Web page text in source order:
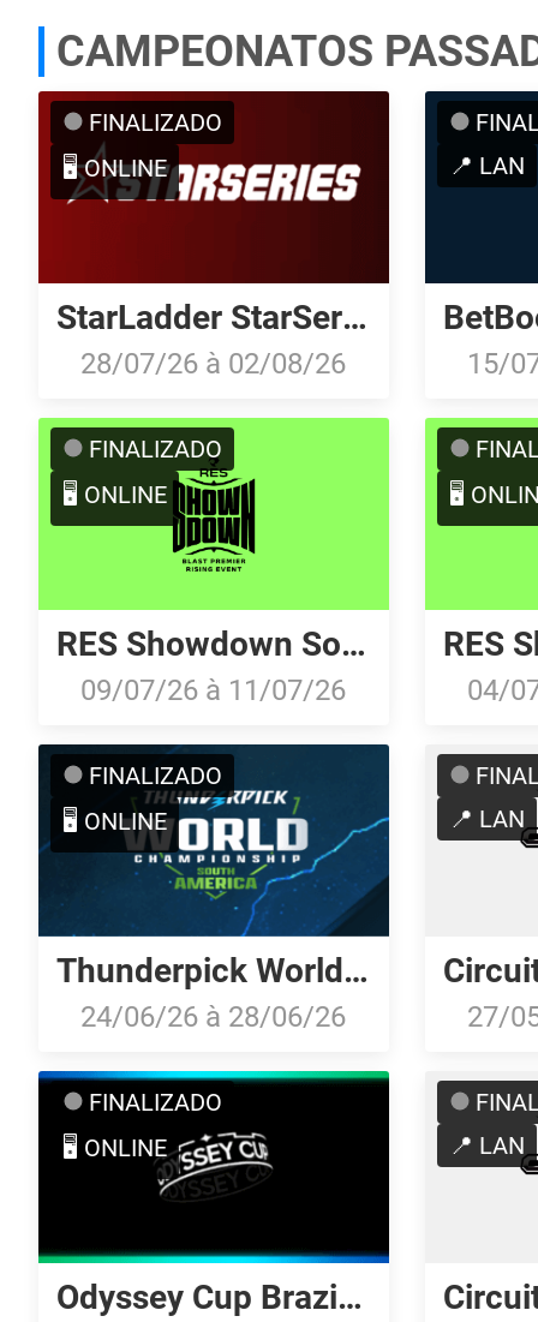
CAMPEONATOS
FINALIZADO
🖥️ ONLINE
StarLadder StarSeries Fall 2026: South American Qualifier
28/07/26 à 02/08/26
📍 LAN
15/
FINALIZADO
🖥️ ONLINE
RES Showdown South America Fall 2026
09/07/26 à 11/07/26
🖥️
04/
FINALIZADO
🖥️ ONLINE
Thunderpick World Championship 2026: South American Series #1
24/06/26 à 28/06/26
📍 LAN
27/
FINALIZADO
🖥️ ONLINE
Odyssey Cup Brazil 2026: Online Stage
📍 LAN